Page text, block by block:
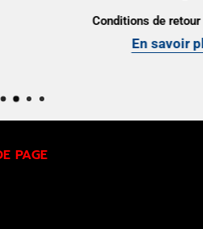
de retour et de garantie
plus ici
PAGE